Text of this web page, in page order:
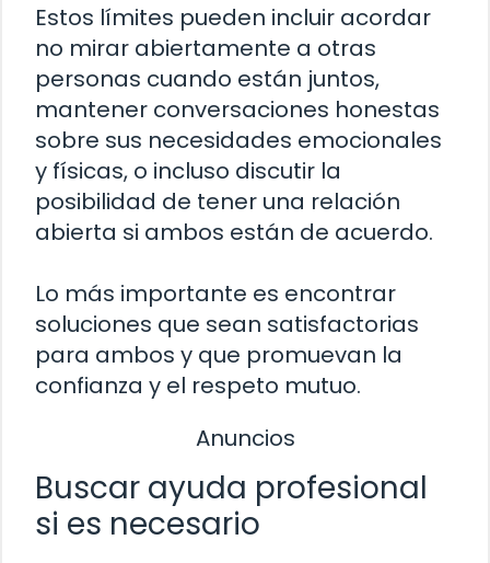
Estos límites pueden incluir acordar
no mirar abiertamente a otras
personas cuando están juntos,
mantener conversaciones honestas
sobre sus necesidades emocionales
y físicas, o incluso discutir la
posibilidad de tener una relación
abierta si ambos están de acuerdo.
Lo más importante es encontrar
soluciones que sean satisfactorias
para ambos y que promuevan la
confianza y el respeto mutuo.
Anuncios
Buscar ayuda profesional
si es necesario